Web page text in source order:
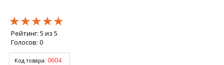
★★★★★
★★★★★
★★★★★
Рейтинг: 5 из 5
Голосов: 0
Код товара: 0604